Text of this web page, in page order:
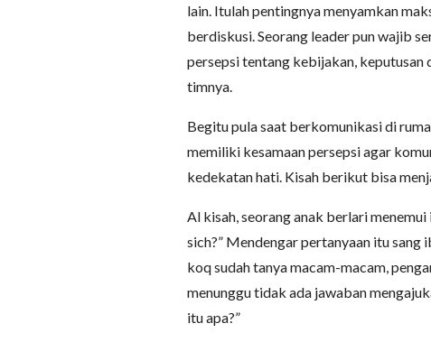
lain. Itulah pentingnya menyamkan
berdiskusi. Seorang leader pun wajib
persepsi tentang kebijakan, keputusan
timnya.
Begitu pula saat berkomunikasi di
memiliki kesamaan persepsi agar
kedekatan hati. Kisah berikut bisa
Al kisah, seorang anak berlari
sich?” Mendengar pertanyaan itu sang
koq sudah tanya macam-macam,
menunggu tidak ada jawaban
itu apa?”